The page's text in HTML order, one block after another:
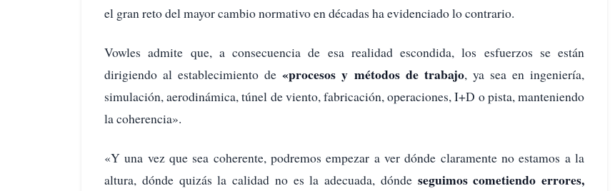
el gran reto del mayor cambio normativo en décadas ha evidenciado lo contrario.
Vowles admite que, a consecuencia de esa realidad escondida, los esfuerzos se están
dirigiendo al establecimiento de«procesos y métodos de trabajo, ya sea en ingeniería,
simulación, aerodinámica, túnel de viento, fabricación, operaciones, I+D o pista, manteniendo
la coherencia».
«Y una vez que sea coherente, podremos empezar a ver dónde claramente no estamos a la
altura, dónde quizás la calidad no es la adecuada, dónde seguimos cometiendo errores,